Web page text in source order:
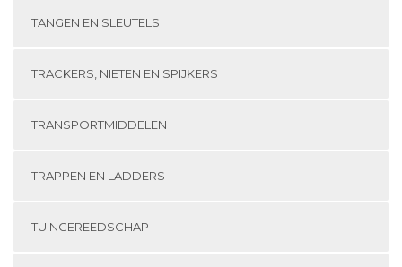
TANGEN EN SLEUTELS
TRACKERS, NIETEN EN SPIJKERS
TRANSPORTMIDDELEN
TRAPPEN EN LADDERS
TUINGEREEDSCHAP